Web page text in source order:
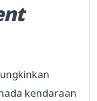
kendaraan